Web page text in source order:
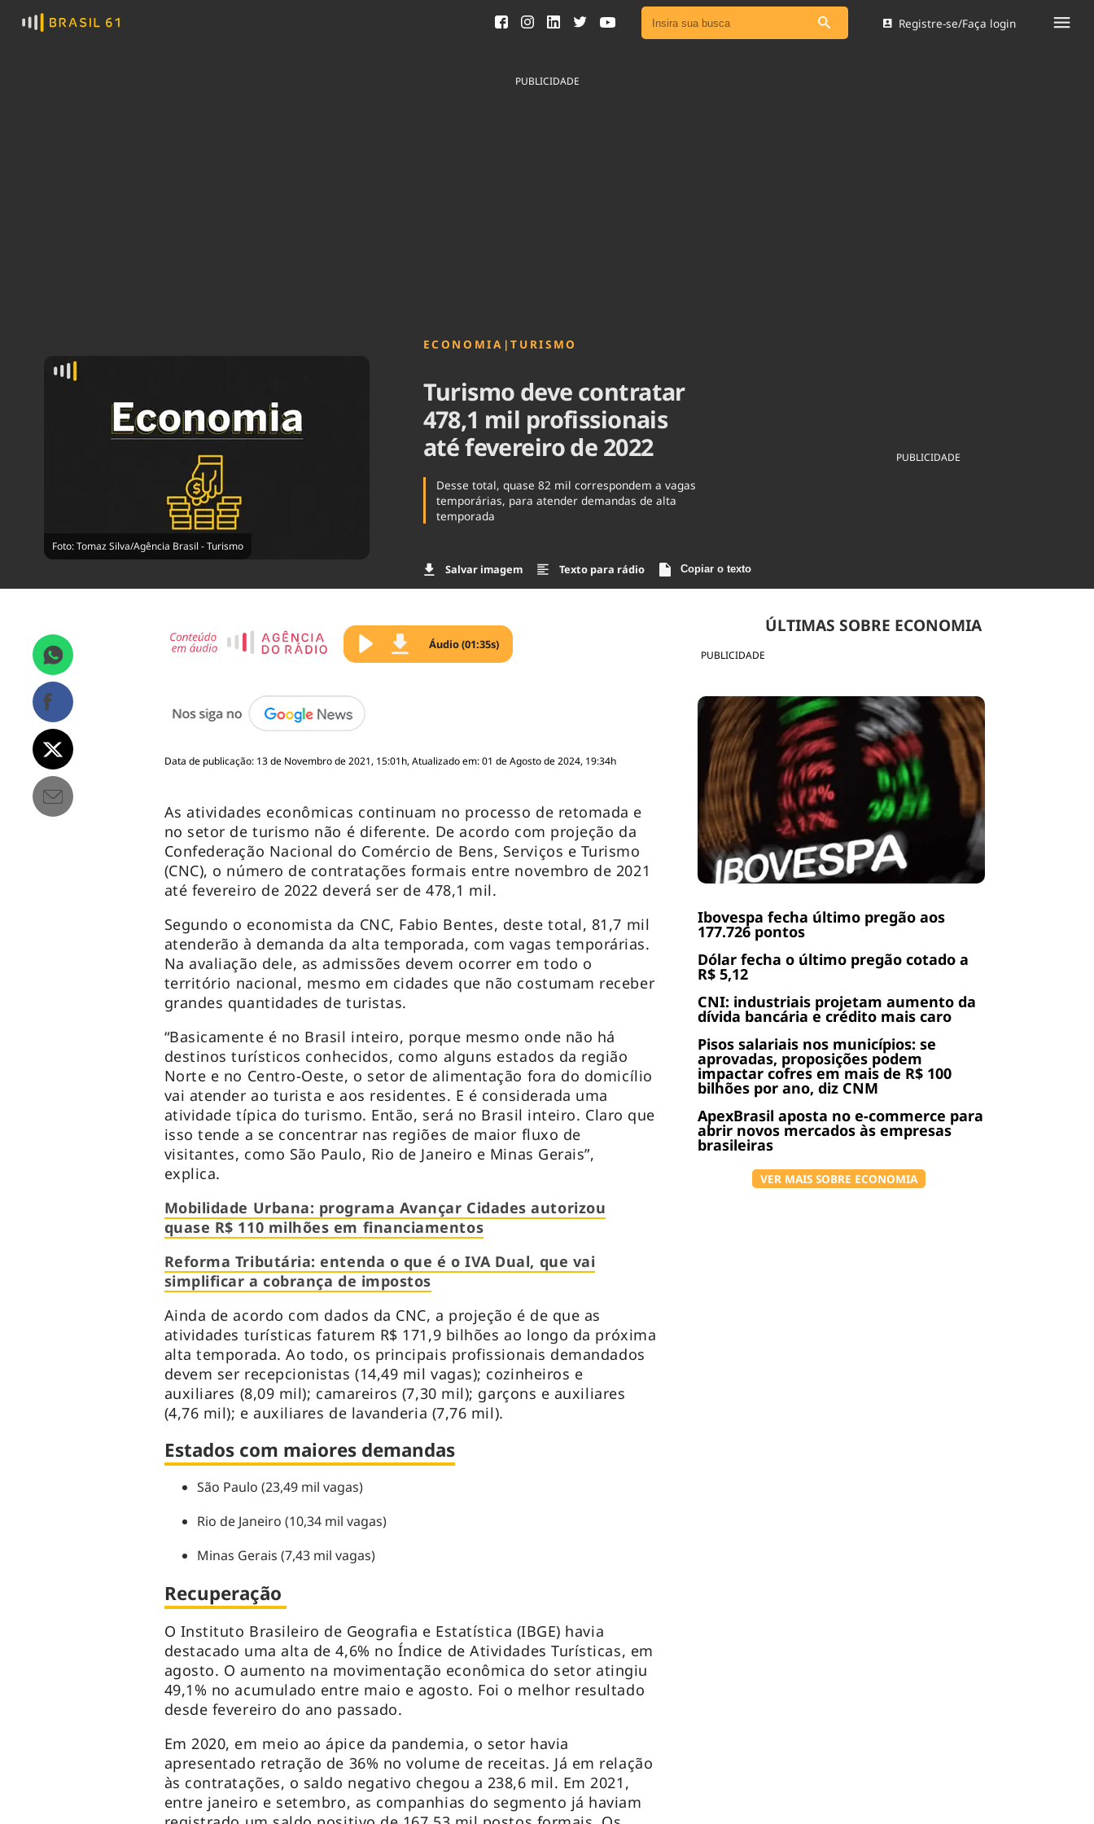
Ver todas as notícias
Brasil
Registre-se/Faça login
PUBLICIDADE
Foto: Tomaz Silva/Agência Brasil - Turismo
ECONOMIA |TURISMO
Turismo deve contratar
478,1 mil profissionais
até fevereiro de 2022
Desse total, quase 82 mil correspondem a vagas
temporárias, para atender demandas de alta
temporada
Salvar imagem Texto para rádio Copiar o texto
PUBLICIDADE
PUBLICIDADE
ÚLTIMAS SOBRE ECONOMIA
Ibovespa fecha último pregão aos
177.726 pontos
Dólar fecha o último pregão cotado a
R$ 5,12
CNI: industriais projetam aumento da
dívida bancária e crédito mais caro
Pisos salariais nos municípios: se
aprovadas, proposições podem
impactar cofres em mais de R$ 100
bilhões por ano, diz CNM
ApexBrasil aposta no e-commerce para
abrir novos mercados às empresas
brasileiras
VER MAIS SOBRE ECONOMIA
Áudio (01:35s)
Data de publicação: 13 de Novembro de 2021, 15:01h, Atualizado em: 01 de Agosto de 2024, 19:34h
As atividades econômicas continuam no processo de retomada e
no setor de turismo não é diferente. De acordo com projeção da
Confederação Nacional do Comércio de Bens, Serviços e Turismo
(CNC), o número de contratações formais entre novembro de 2021
até fevereiro de 2022 deverá ser de 478,1 mil.
Segundo o economista da CNC, Fabio Bentes, deste total, 81,7 mil
atenderão à demanda da alta temporada, com vagas temporárias.
Na avaliação dele, as admissões devem ocorrer em todo o
território nacional, mesmo em cidades que não costumam receber
grandes quantidades de turistas.
“Basicamente é no Brasil inteiro, porque mesmo onde não há
destinos turísticos conhecidos, como alguns estados da região
Norte e no Centro-Oeste, o setor de alimentação fora do domicílio
vai atender ao turista e aos residentes. E é considerada uma
atividade típica do turismo. Então, será no Brasil inteiro. Claro que
isso tende a se concentrar nas regiões de maior fluxo de
visitantes, como São Paulo, Rio de Janeiro e Minas Gerais”,
explica.
Mobilidade Urbana: programa Avançar Cidades autorizou
quase R$ 110 milhões em financiamentos
Reforma Tributária: entenda o que é o IVA Dual, que vai
simplificar a cobrança de impostos
Ainda de acordo com dados da CNC, a projeção é de que as
atividades turísticas faturem R$ 171,9 bilhões ao longo da próxima
alta temporada. Ao todo, os principais profissionais demandados
devem ser recepcionistas (14,49 mil vagas); cozinheiros e
auxiliares (8,09 mil); camareiros (7,30 mil); garçons e auxiliares
(4,76 mil); e auxiliares de lavanderia (7,76 mil).
Estados com maiores demandas
São Paulo (23,49 mil vagas)
Rio de Janeiro (10,34 mil vagas)
Minas Gerais (7,43 mil vagas)
Recuperação
O Instituto Brasileiro de Geografia e Estatística (IBGE) havia
destacado uma alta de 4,6% no Índice de Atividades Turísticas, em
agosto. O aumento na movimentação econômica do setor atingiu
49,1% no acumulado entre maio e agosto. Foi o melhor resultado
desde fevereiro do ano passado.
Em 2020, em meio ao ápice da pandemia, o setor havia
apresentado retração de 36% no volume de receitas. Já em relação
às contratações, o saldo negativo chegou a 238,6 mil. Em 2021,
entre janeiro e setembro, as companhias do segmento já haviam